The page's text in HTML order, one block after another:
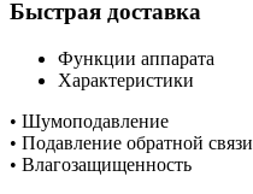
Быстрая доставка
Функции аппарата
Характеристики
• Шумоподавление
• Подавление обратной связи
• Влагозащищенность